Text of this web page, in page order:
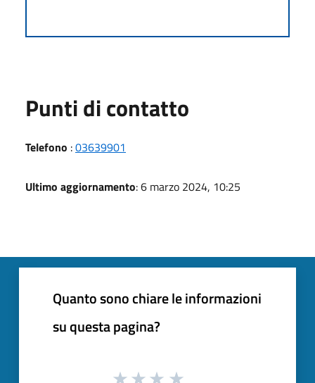
Punti di contatto
Telefono :03639901
Ultimo aggiornamento: 6 marzo 2024, 10:25
Quanto sono chiare le informazioni
su questa pagina?